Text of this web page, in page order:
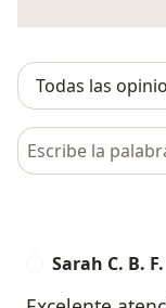
Busca en
Sarah C. B. F.